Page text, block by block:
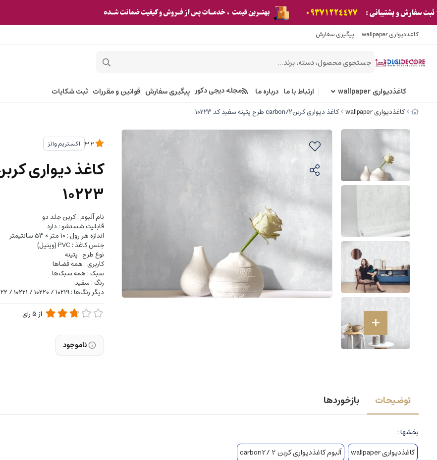
کاغذدیواری wallpaper پیگیری سفارش
کاغذدیواری wallpaper ارتباط با ما درباره ما مجله دیجی دکور پیگیری سفارش قوانین و مقررات ثبت شکایات
کاغذدیواری wallpaper کاغذ دیواری کربن2/carbon طرح پتینه سفید کد ۱۰۲۲۳
اکستریم والز
۱۰۲۲۳
نام آلبوم : کربن جلد دو
قابلیت شستشو : دارد
اندازه هر رول : ۱۰ متر × ۵۳ سانتیمتر
جنس کاغذ : PVC (وینیل)
نوع طرح : پتینه
کاربری : همه فضاها
سبک : همه سبک‌ها
رنگ : سفید
دیگر رنگ‌ها : ۱۰۲۱۹ / ۱۰۲۲۰ / ۱۰۲۲۱ / ۱۰۲۲۲ / ۱۰۲۲۴ / ۱۰۲۲۵ / ۱۰۲۲۶ / ۱۰۲۲۷ / ۱۰۲۲۸ /
از5رای
ناموجود
توضیحات بازخوردها
بخشها :
کاغذدیواری wallpaper
آلبوم کاغذدیواری کربن 2 /carbon2